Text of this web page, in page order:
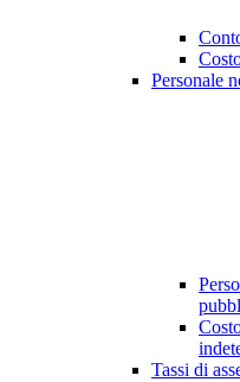
Personale
Tassi di